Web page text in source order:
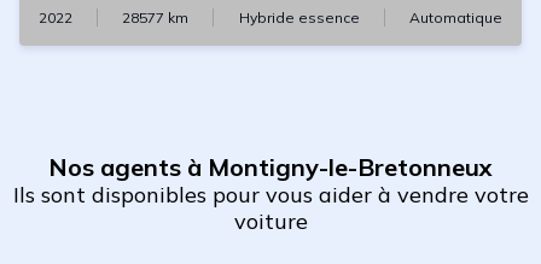
2022 28577 km Hybride essence Automatique
Nos agents à Montigny-le-Bretonneux
Ils sont disponibles pour vous aider à vendre votre
voiture